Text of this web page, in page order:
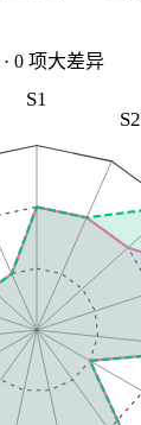
· 0 项大差异
S1
S2